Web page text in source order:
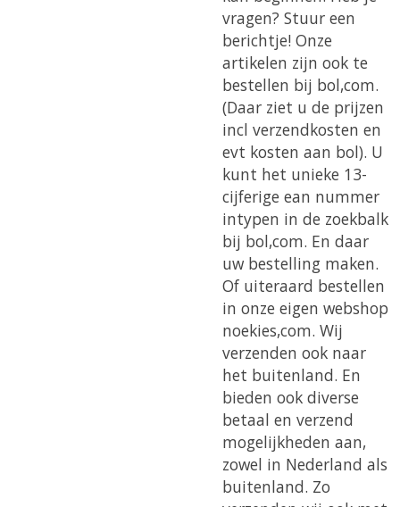
vragen? Stuur een
berichtje! Onze
artikelen zijn ook te
bestellen bij bol,com.
(Daar ziet u de prijzen
incl verzendkosten en
evt kosten aan bol). U
kunt het unieke 13-
cijferige ean nummer
intypen in de zoekbalk
bij bol,com. En daar
uw bestelling maken.
Of uiteraard bestellen
in onze eigen webshop
noekies,com. Wij
verzenden ook naar
het buitenland. En
bieden ook diverse
betaal en verzend
mogelijkheden aan,
zowel in Nederland als
buitenland. Zo